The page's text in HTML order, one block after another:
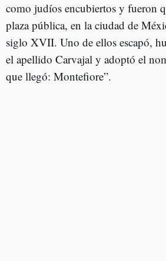
como judíos encubiertos y fueron
plaza pública, en la ciudad de
siglo XVII. Uno de ellos escapó,
el apellido Carvajal y adoptó el
que llegó: Montefiore”.